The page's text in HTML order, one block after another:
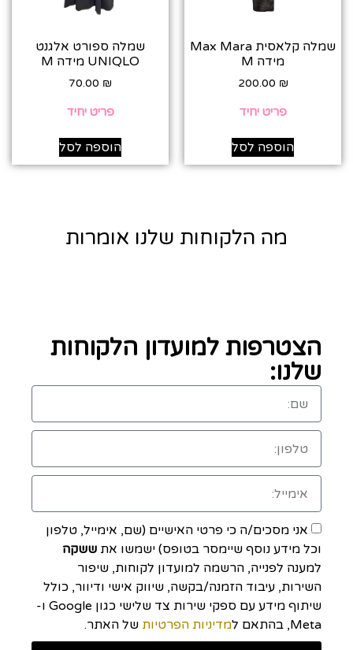
שמלה קלאסית Max Mara
מידה M
200.00 ₪
פריט יחיד
הוספה לסל
שמלה ספורט אלגנט
UNIQLO מידה M
70.00 ₪
פריט יחיד
הוספה לסל
מה הלקוחות שלנו אומרות
הצטרפות למועדון הלקוחות
שלנו:
אני מסכים/ה כי פרטי האישיים (שם, אימייל, טלפון
וכל מידע נוסף שיימסר בטופס) ישמשו את ששקה
למענה לפנייה, הרשמה למועדון לקוחות, שיפור
השירות, עיבוד הזמנה/בקשה, שיווק אישי ודיוור, כולל
שיתוף מידע עם ספקי שירות צד שלישי כגון Google ו-
Meta, בהתאם ל
מדיניות הפרטיות של האתר.